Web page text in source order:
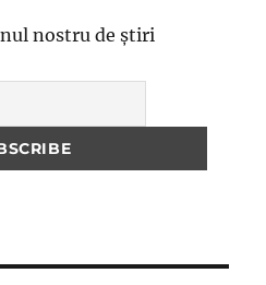
nostru de știri